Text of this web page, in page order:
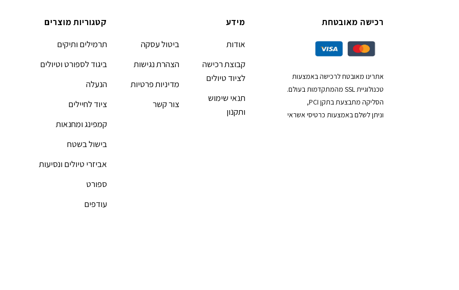
רכישה מאובטחת
אתרינו מאובטח לרכישה באמצעות
טכנולוגיית SSL מהמתקדמות בעולם.
הסליקה מתבצעת בתקן PCI,
וניתן לשלם באמצעות כרטיסי אשראי
מידע
אודות
קבוצת רכישה
לציוד טיולים
תנאי שימוש
ותקנון
ביטול עסקה
הצהרת נגישות
מדיניות פרטיות
צור קשר
קטגוריות מוצרים
תרמילים ותיקים
ביגוד לספורט וטיולים
הנעלה
ציוד לחיילים
קמפינג ומחנאות
בישול בשטח
אביזרי טיולים ונסיעות
ספורט
עודפים